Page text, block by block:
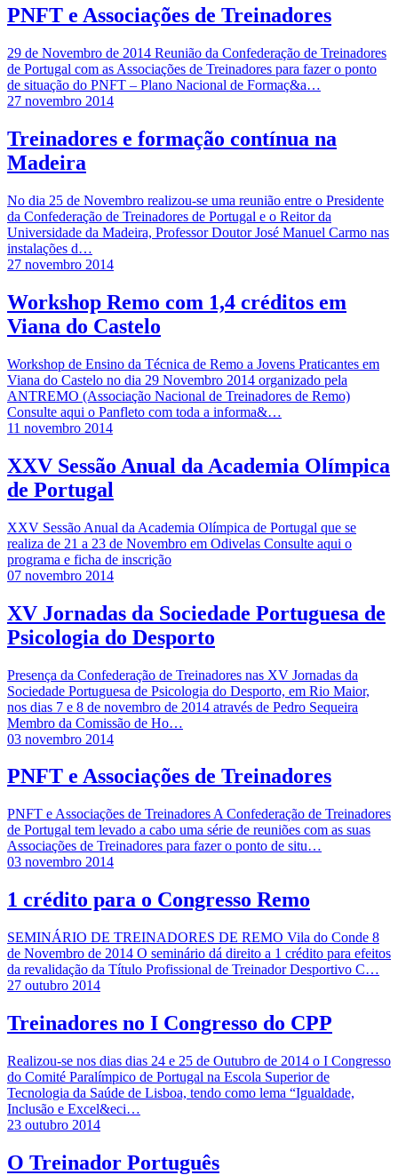
PNFT e Associações de Treinadores
29 de Novembro de 2014 Reunião da Confederação de Treinadores
de Portugal com as Associações de Treinadores para fazer o ponto
de situação do PNFT – Plano Nacional de Formaç&a…
27 novembro 2014
Treinadores e formação contínua na
Madeira
No dia 25 de Novembro realizou-se uma reunião entre o Presidente
da Confederação de Treinadores de Portugal e o Reitor da
Universidade da Madeira, Professor Doutor José Manuel Carmo nas
instalações d…
27 novembro 2014
Workshop Remo com 1,4 créditos em
Viana do Castelo
Workshop de Ensino da Técnica de Remo a Jovens Praticantes em
Viana do Castelo no dia 29 Novembro 2014 organizado pela
ANTREMO (Associação Nacional de Treinadores de Remo)
Consulte aqui o Panfleto com toda a informa&…
11 novembro 2014
XXV Sessão Anual da Academia Olímpica
de Portugal
XXV Sessão Anual da Academia Olímpica de Portugal que se
realiza de 21 a 23 de Novembro em Odivelas Consulte aqui o
programa e ficha de inscrição
07 novembro 2014
XV Jornadas da Sociedade Portuguesa de
Psicologia do Desporto
Presença da Confederação de Treinadores nas XV Jornadas da
Sociedade Portuguesa de Psicologia do Desporto, em Rio Maior,
nos dias 7 e 8 de novembro de 2014 através de Pedro Sequeira
Membro da Comissão de Ho…
03 novembro 2014
PNFT e Associações de Treinadores
PNFT e Associações de Treinadores A Confederação de Treinadores
de Portugal tem levado a cabo uma série de reuniões com as suas
Associações de Treinadores para fazer o ponto de situ…
03 novembro 2014
1 crédito para o Congresso Remo
SEMINÁRIO DE TREINADORES DE REMO Vila do Conde 8
de Novembro de 2014 O seminário dá direito a 1 crédito para efeitos
da revalidação da Título Profissional de Treinador Desportivo C…
27 outubro 2014
Treinadores no I Congresso do CPP
Realizou-se nos dias dias 24 e 25 de Outubro de 2014 o I Congresso
do Comité Paralímpico de Portugal na Escola Superior de
Tecnologia da Saúde de Lisboa, tendo como lema “Igualdade,
Inclusão e Excel&eci…
23 outubro 2014
O Treinador Português